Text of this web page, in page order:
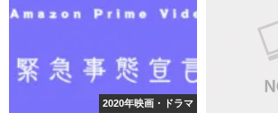
2020年映画・ドラマ